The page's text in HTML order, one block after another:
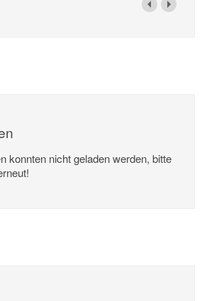
konnten nicht geladen werden, bitte